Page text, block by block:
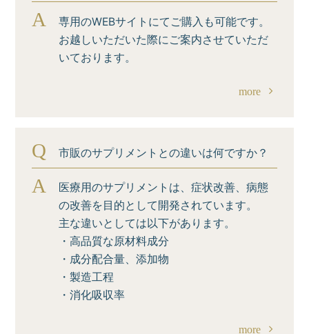
A
専用のWEBサイトにてご購入も可能です。
お越しいただいた際にご案内させていただ
いております。
more
Q 市販のサプリメントとの違いは何ですか？
A
医療用のサプリメントは、症状改善、病態
の改善を目的として開発されています。
主な違いとしては以下があります。
・高品質な原材料成分
・成分配合量、添加物
・製造工程
・消化吸収率
more